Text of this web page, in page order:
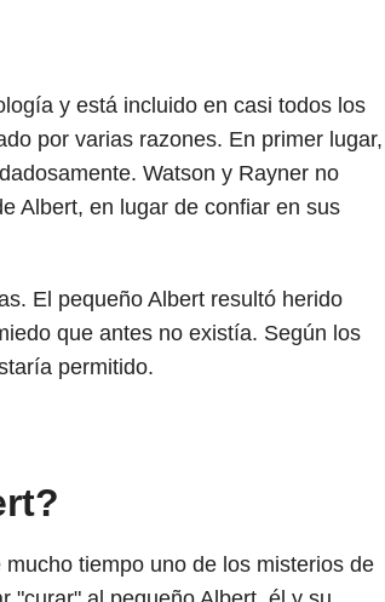
y está incluido en casi todos los
por varias razones. En primer lugar,
Watson y Rayner no
Albert, en lugar de confiar en sus
El pequeño Albert resultó herido
que antes no existía. Según los
permitido.
tiempo uno de los misterios de